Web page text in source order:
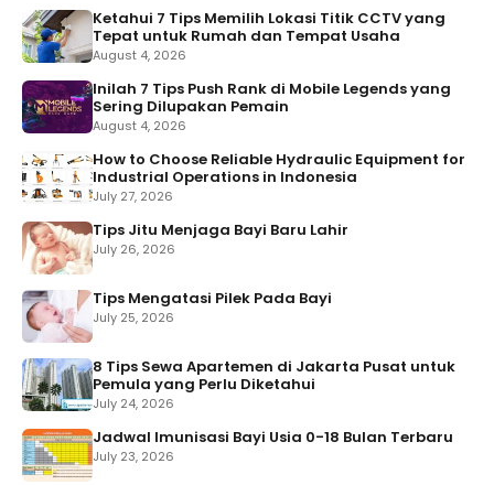
Ketahui 7 Tips Memilih Lokasi Titik CCTV yang
Tepat untuk Rumah dan Tempat Usaha
August 4, 2026
Inilah 7 Tips Push Rank di Mobile Legends yang
Sering Dilupakan Pemain
August 4, 2026
How to Choose Reliable Hydraulic Equipment for
Industrial Operations in Indonesia
July 27, 2026
Tips Jitu Menjaga Bayi Baru Lahir
July 26, 2026
Tips Mengatasi Pilek Pada Bayi
July 25, 2026
8 Tips Sewa Apartemen di Jakarta Pusat untuk
Pemula yang Perlu Diketahui
July 24, 2026
Jadwal Imunisasi Bayi Usia 0-18 Bulan Terbaru
July 23, 2026